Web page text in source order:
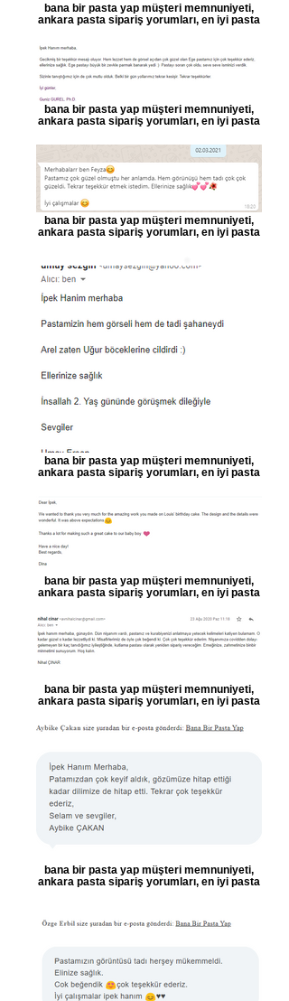
bana bir pasta yap müşteri memnuniyeti,
ankara pasta sipariş yorumları, en iyi pasta
bana bir pasta yap müşteri memnuniyeti,
ankara pasta sipariş yorumları, en iyi pasta
bana bir pasta yap müşteri memnuniyeti,
ankara pasta sipariş yorumları, en iyi pasta
bana bir pasta yap müşteri memnuniyeti,
ankara pasta sipariş yorumları, en iyi pasta
bana bir pasta yap müşteri memnuniyeti,
ankara pasta sipariş yorumları, en iyi pasta
bana bir pasta yap müşteri memnuniyeti,
ankara pasta sipariş yorumları, en iyi pasta
bana bir pasta yap müşteri memnuniyeti,
ankara pasta sipariş yorumları, en iyi pasta